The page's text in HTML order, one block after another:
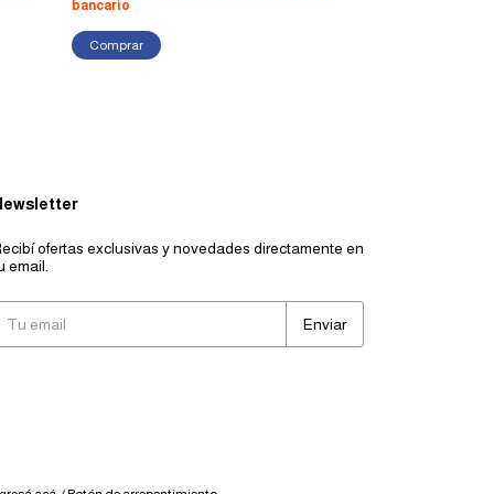
bancario
Comprar
ofertas exclusivas y novedades directamente en
email.